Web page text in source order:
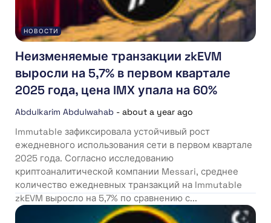
НОВОСТИ
Неизменяемые транзакции zkEVM
выросли на 5,7% в первом квартале
2025 года, цена IMX упала на 60%
Abdulkarim Abdulwahab - about a year ago
Immutable зафиксировала устойчивый рост
ежедневного использования сети в первом квартале
2025 года. Согласно исследованию
криптоаналитической компании Messari, среднее
количество ежедневных транзакций на Immutable
zkEVM выросло на 5,7% по сравнению с...